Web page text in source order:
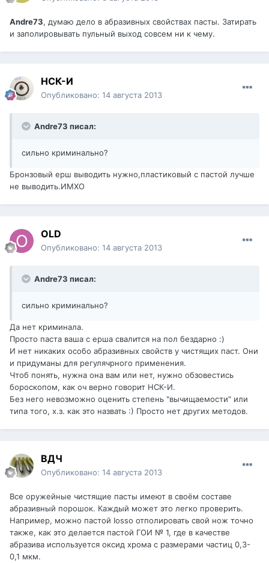
Andre73, думаю дело в абразивных свойствах пасты. Затирать
и заполировывать пульный выход совсем ни к чему.
НСК-И
Опубликовано: 14 августа 2013
Andre73 писал:
сильно криминально?
Бронзовый ерш выводить нужно,пластиковый с пастой лучше
не выводить.ИМХО
OLD
Опубликовано: 14 августа 2013
Andre73 писал:
сильно криминально?
Да нет криминала.
Просто паста ваша с ерша свалится на пол бездарно :)
И нет никаких особо абразивных свойств у чистящих паст. Они
и придуманы для регулячрного применения.
Чтоб понять, нужна она вам или нет, нужно обзовестись
бороскопом, как оч верно говорит НСК-И.
Без него невозможно оценить степень "вычищаемости" или
типа того, х.з. как это назвать :) Просто нет других методов.
ВДЧ
Опубликовано: 14 августа 2013
Все оружейные чистящие пасты имеют в своём составе
абразивный порошок. Каждый может это легко проверить.
Например, можно пастой Iosso отполировать свой нож точно
также, как это делается пастой ГОИ № 1, где в качестве
абразива используется оксид хрома с размерами частиц 0,3-
0,1 мкм.